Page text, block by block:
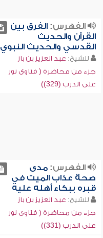
الفهرس:الفرق بين
القرآن والحديث
القدسي والحديث النبوي
للشيخ: عبد العزيز بن باز
جزء من محاضرة ( فتاوى نور
على الدرب (329))
الفهرس:مدى
صحة عذاب الميت في
قبره ببكاء أهله عليه
للشيخ: عبد العزيز بن باز
جزء من محاضرة ( فتاوى نور
على الدرب (331))